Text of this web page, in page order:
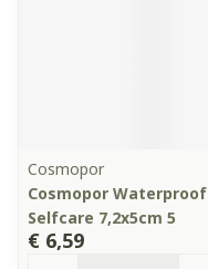
Cosmopor
Cosmopor Waterproof
Selfcare 7,2x5cm 5
€ 6,59